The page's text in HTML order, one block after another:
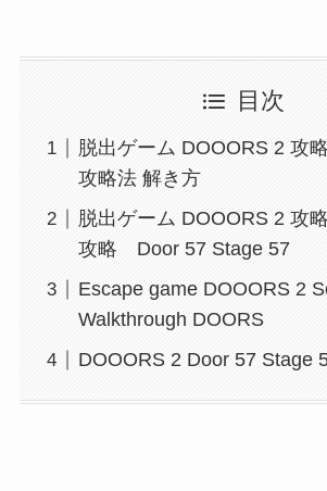
目次
脱出ゲーム DOOORS 2 攻
攻略法 解き方
脱出ゲーム DOOORS 2 攻
攻略 Door 57 Stage 57
Escape game DOOORS 2
Walkthrough DOORS
DOOORS 2 Door 57 Stage